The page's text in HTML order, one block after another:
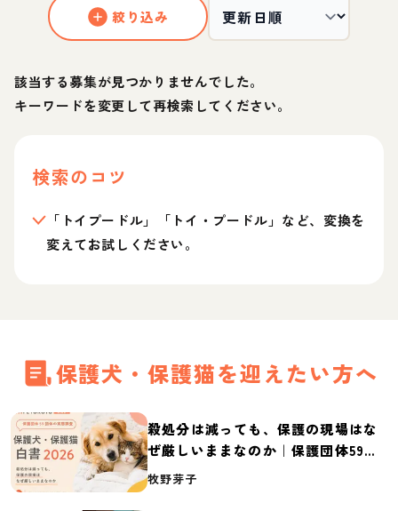
絞り込み
該当する募集が見つかりませんでした。
キーワードを変更して再検索してください。
検索のコツ
「トイプードル」「トイ・プードル」など、変換を
変えてお試しください。
保護犬・保護猫を迎えたい方へ
殺処分は減っても、保護の現場はな
ぜ厳しいままなのか｜保護団体59団
体の実態調査【保護犬・保護猫白書
牧野芽子